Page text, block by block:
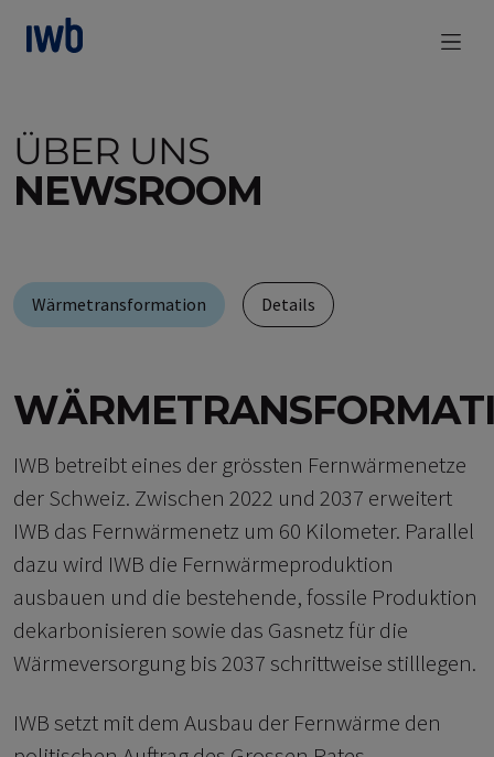
zum Main Content
ÜBER UNS
NEWSROOM
Wärmetransformation Details
IWB betreibt eines der grössten Fernwärmenetze
der Schweiz. Zwischen 2022 und 2037 erweitert
IWB das Fernwärmenetz um 60 Kilometer. Parallel
dazu wird IWB die Fernwärmeproduktion
ausbauen und die bestehende, fossile Produktion
dekarbonisieren sowie das Gasnetz für die
Wärmeversorgung bis 2037 schrittweise stilllegen.
IWB setzt mit dem Ausbau der Fernwärme den